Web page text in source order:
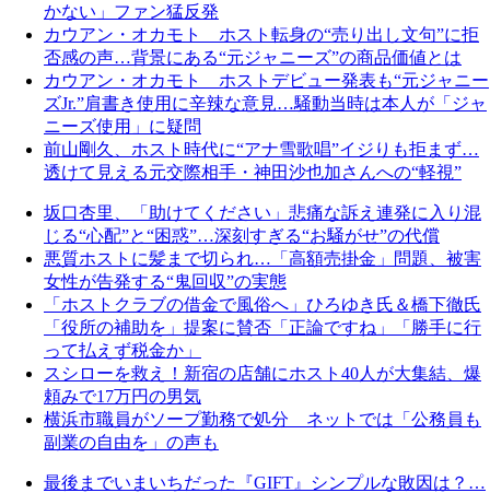
かない」ファン猛反発
カウアン・オカモト ホスト転身の“売り出し文句”に拒
否感の声…背景にある“元ジャニーズ”の商品価値とは
カウアン・オカモト ホストデビュー発表も“元ジャニー
ズJr.”肩書き使用に辛辣な意見…騒動当時は本人が「ジャ
ニーズ使用」に疑問
前山剛久、ホスト時代に“アナ雪歌唱”イジりも拒まず…
透けて見える元交際相手・神田沙也加さんへの“軽視”
坂口杏里、「助けてください」悲痛な訴え連発に入り混
じる“心配”と“困惑”…深刻すぎる“お騒がせ”の代償
悪質ホストに髪まで切られ…「高額売掛金」問題、被害
女性が告発する“鬼回収”の実態
「ホストクラブの借金で風俗へ」ひろゆき氏＆橋下徹氏
「役所の補助を」提案に賛否「正論ですね」「勝手に行
って払えず税金か」
スシローを救え！新宿の店舗にホスト40人が大集結、爆
頼みで17万円の男気
横浜市職員がソープ勤務で処分 ネットでは「公務員も
副業の自由を」の声も
最後までいまいちだった『GIFT』シンプルな敗因は？…